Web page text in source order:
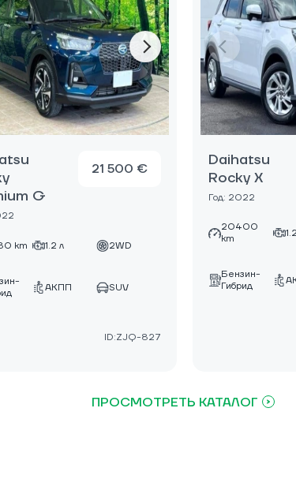
G
21 500 €
km 1.2 л 2WD
АКПП SUV
ID:ZJQ-827
Daihatsu
Rocky X
Год: 2022
20400
km
Бензин-
Гибрид
ПРОСМОТРЕТЬ КАТАЛОГ